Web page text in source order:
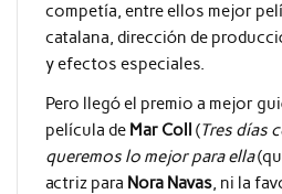
competía, entre ellos mejor
catalana, dirección de
y efectos especiales.
Pero llegó el premio a mejor
película de Mar Coll (Tres días
queremos lo mejor para ella
actriz para Nora Navas, ni la